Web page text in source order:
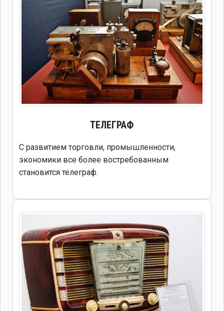
ТЕЛЕГРАФ
С развитием торговли, промышленности,
экономики все более востребованным
становится телеграф.